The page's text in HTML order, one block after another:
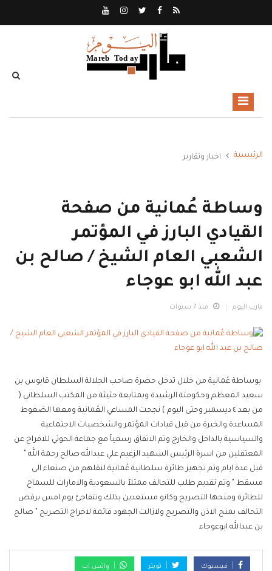
الرئيسية اخبار وتقارير
وساطة عُمانية من صفحة
القيادي البارز في المؤتمر
الشعبي العام الشيخ / صالح بن
عبد الله ابو عوجاء
مارب اليوم منذ 7 سنوات
بوساطة عُمانية من خلال تدخل حضرة صاحب الجلالة السلطان قابوس بن
سعيد المعظم وحكومتة الرشيدة وبمتابعة حثيثة من المكتب السلطاني (
من بعد ٤ ديسمبر وحتى اليوم ) نجحت المساعي العُمانية ومعها الضغوط
المساعدة والخيرة من قبل قيادات المؤتمر والشخصيات الاجتماعية
والسياسية بالداخل والخارج وتم الاتفاق رسميآ مع جماعة الحوثي للافراج عن
المعتقلين من اسرة الرئيس الشهيد الزعيم علي عبدالله صالح رحمة الله "
قبل عدة ايام وتم تجهيز طائرة سلطانية عُمانية لنقلهم من صنعاء الى
مسقط " وتم تقديم طلب للتحالف ممثلآ بالسعودية والامارات للسماح
للطائرة ومنحها التصريح وكانو مستعدين بذلك ونتفاجئ يوم امس برفض
التحالف بمنح الاذن والتصريح ولازالت الجهود قائمة لاخراج التصريح " صالح
بن عبدالله ابوعوجاء
فيسبوك تويتر واتس اب